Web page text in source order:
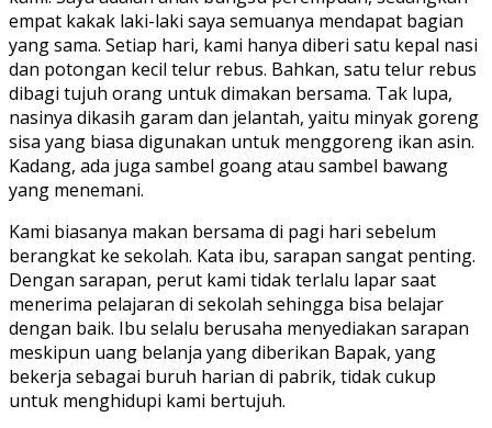
empat kakak laki-laki saya semuanya mendapat bagian
yang sama. Setiap hari, kami hanya diberi satu kepal nasi
dan potongan kecil telur rebus. Bahkan, satu telur rebus
dibagi tujuh orang untuk dimakan bersama. Tak lupa,
nasinya dikasih garam dan jelantah, yaitu minyak goreng
sisa yang biasa digunakan untuk menggoreng ikan asin.
Kadang, ada juga sambel goang atau sambel bawang
yang menemani.
Kami biasanya makan bersama di pagi hari sebelum
berangkat ke sekolah. Kata ibu, sarapan sangat penting.
Dengan sarapan, perut kami tidak terlalu lapar saat
menerima pelajaran di sekolah sehingga bisa belajar
dengan baik. Ibu selalu berusaha menyediakan sarapan
meskipun uang belanja yang diberikan Bapak, yang
bekerja sebagai buruh harian di pabrik, tidak cukup
untuk menghidupi kami bertujuh.